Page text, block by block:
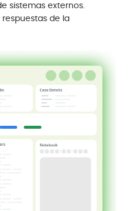
sistemas externos.
de la